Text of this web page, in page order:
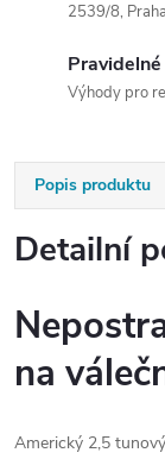
2539/8,
Výhody pro
Popis produktu
Detailní
na
Americký 2,5